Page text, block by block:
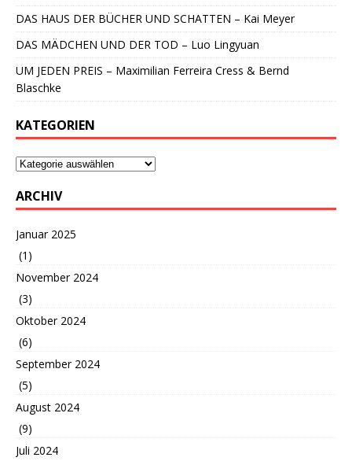
DAS HAUS DER BÜCHER UND SCHATTEN – Kai Meyer
DAS MÄDCHEN UND DER TOD – Luo Lingyuan
UM JEDEN PREIS – Maximilian Ferreira Cress & Bernd
Blaschke
KATEGORIEN
ARCHIV
Januar 2025
(1)
November 2024
(3)
Oktober 2024
(6)
September 2024
(5)
August 2024
(9)
Juli 2024